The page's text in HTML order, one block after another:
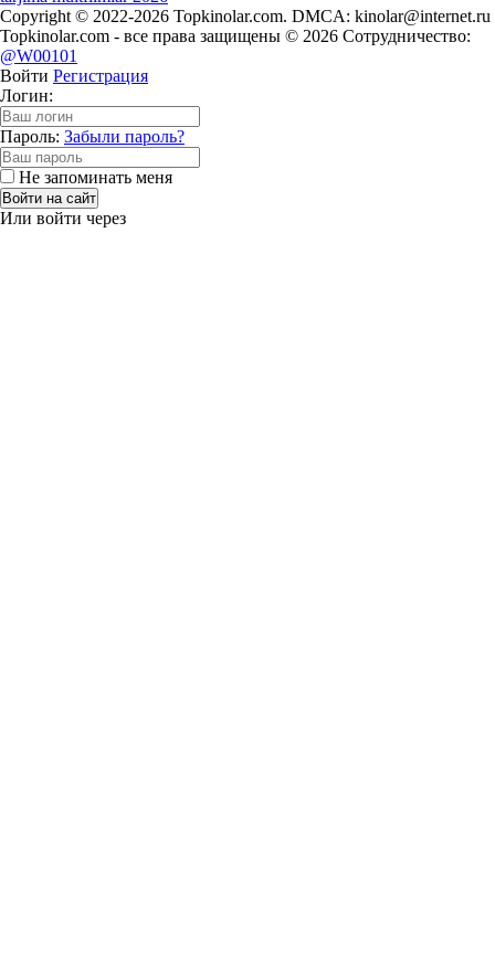
Copyright © 2022-2026 Topkinolar.com. DMCA: kinolar@internet.ru
Topkinolar.com - все права защищены © 2026 Сотрудничество:
@W00101
Войти Регистрация
Логин:
Пароль: Забыли пароль?
Не запоминать меня
Войти на сайт
Или войти через